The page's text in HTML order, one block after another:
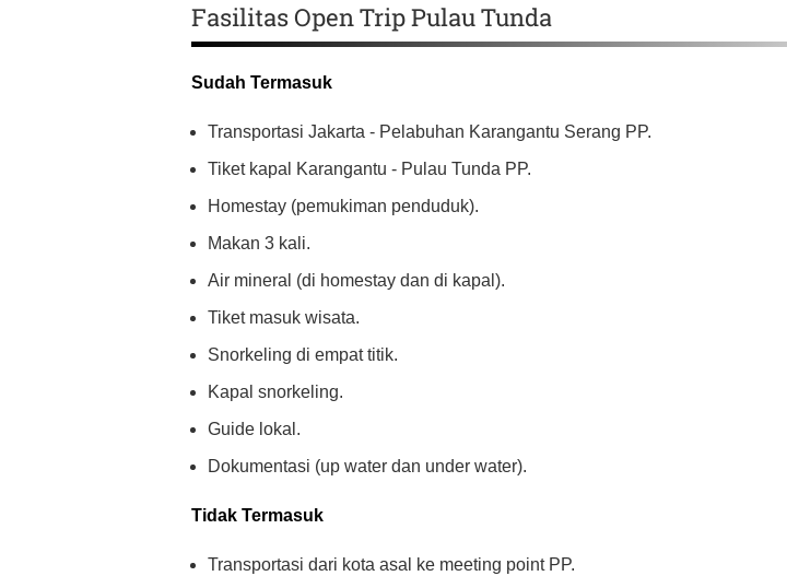
Fasilitas Open Trip Pulau Tunda
Sudah Termasuk
Transportasi Jakarta - Pelabuhan Karangantu Serang PP.
Tiket kapal Karangantu - Pulau Tunda PP.
Homestay (pemukiman penduduk).
Makan 3 kali.
Air mineral (di homestay dan di kapal).
Tiket masuk wisata.
Snorkeling di empat titik.
Kapal snorkeling.
Guide lokal.
Dokumentasi (up water dan under water).
Tidak Termasuk
Transportasi dari kota asal ke meeting point PP.